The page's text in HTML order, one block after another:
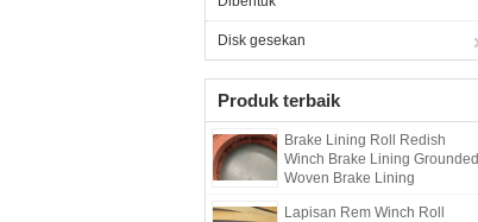
Disk gesekan
Produk terbaik
Brake Lining Roll Redish
Winch Brake Lining Grounded
Woven Brake Lining
Lapisan Rem Winch Roll